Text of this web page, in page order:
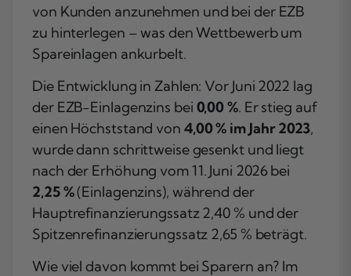
von Kunden anzunehmen und bei der EZB
zu hinterlegen – was den Wettbewerb um
Spareinlagen ankurbelt.
Die Entwicklung in Zahlen: Vor Juni 2022 lag
der EZB-Einlagenzins bei 0,00 %. Er stieg auf
einen Höchststand von 4,00 % im Jahr 2023,
wurde dann schrittweise gesenkt und liegt
nach der Erhöhung vom 11. Juni 2026 bei
2,25 %(Einlagenzins), während der
Hauptrefinanzierungssatz 2,40 % und der
Spitzenrefinanzierungssatz 2,65 % beträgt.
Wie viel davon kommt bei Sparern an? Im